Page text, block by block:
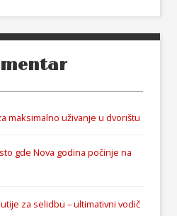
maksimalno uživanje u dvorištu
gde Nova godina počinje na
za selidbu – ultimativni vodič